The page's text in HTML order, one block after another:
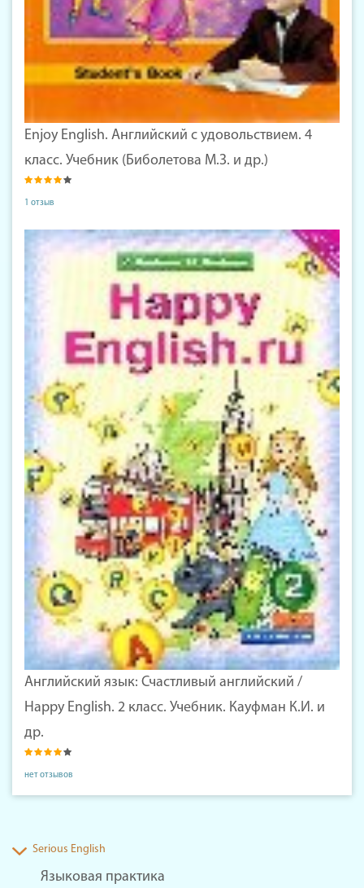
Enjoy English. Английский с удовольствием. 4
класс. Учебник (Биболетова М.З. и др.)
1 отзыв
Английский язык: Счастливый английский /
Happy English. 2 класс. Учебник. Кауфман К.И. и
др.
нет отзывов
Serious English
Языковая практика